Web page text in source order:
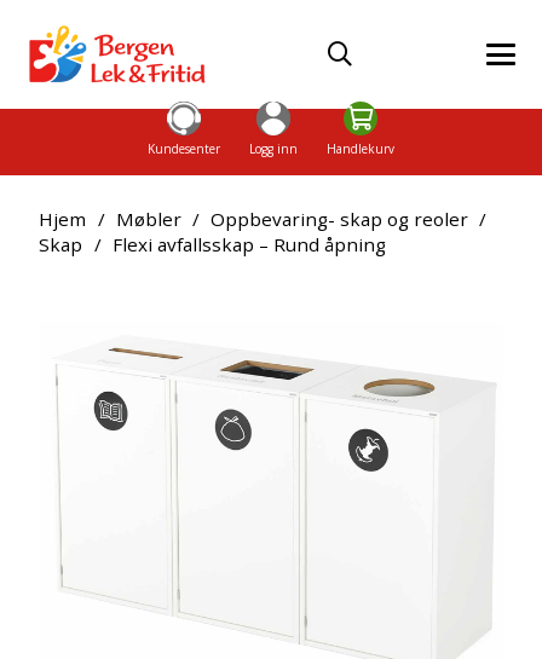
Kundesenter Logg inn Handlekurv
Hjem / Møbler / Oppbevaring- skap og reoler /
Skap / Flexi avfallsskap – Rund åpning